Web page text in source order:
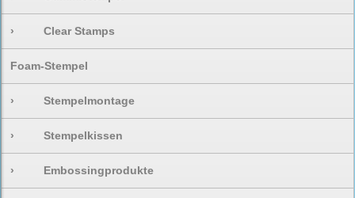
› Clear Stamps
Foam-Stempel
› Stempelmontage
› Stempelkissen
› Embossingprodukte